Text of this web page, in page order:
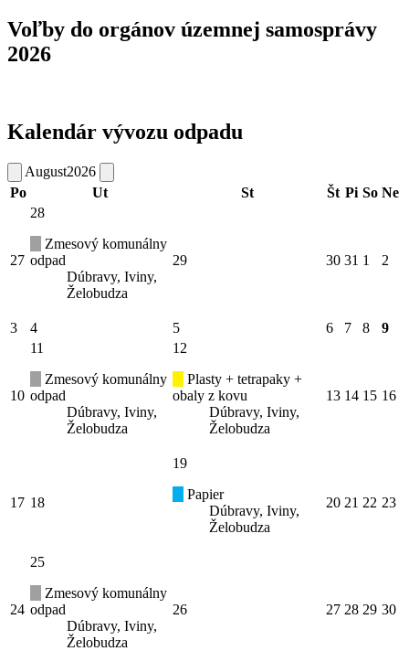
Voľby do orgánov územnej samosprávy
2026
Kalendár vývozu odpadu
August2026
Po
Ut St Št Pi So Ne
27
28
Zmesový komunálny
odpad
Dúbravy, Iviny,
Želobudza
29 30 31 1 2
3 4 5 6 7 8 9
10
11
Zmesový komunálny
odpad
Dúbravy, Iviny,
Želobudza
12
Plasty + tetrapaky +
obaly z kovu
Dúbravy, Iviny,
Želobudza
13 14 15 16
17 18
19
Papier
Dúbravy, Iviny,
Želobudza
20 21 22 23
24
25
Zmesový komunálny
odpad
Dúbravy, Iviny,
Želobudza
26 27 28 29 30